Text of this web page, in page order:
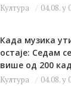
Култура 04.08. у
Када музика
остаје: Седам
више од 200
Култура 04.08. у